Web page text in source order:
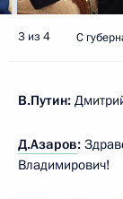
3 из 4 С
В.Путин:
Д.Азаров:
Владимирович!